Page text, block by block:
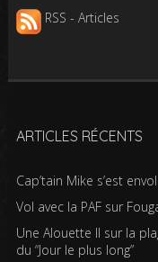
RSS - Articles
ARTICLES RÉCENTS
Cap’tain Mike s’est
Vol avec la PAF sur
Une Alouette II sur la
du “Jour le plus long”